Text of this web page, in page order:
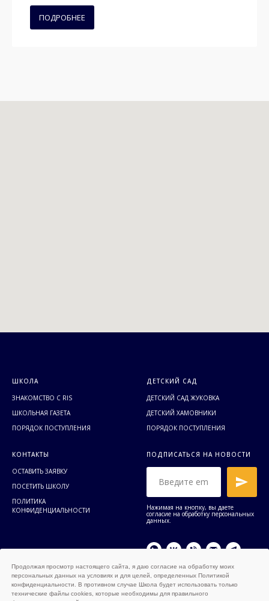
ПОДРОБНЕЕ
ШКОЛА
ЗНАКОМСТВО С RIS
ШКОЛЬНАЯ ГАЗЕТА
ПОРЯДОК ПОСТУПЛЕНИЯ
ДЕТСКИЙ САД
ДЕТСКИЙ САД ЖУКОВКА
ДЕТСКИЙ ХАМОВНИКИ
ПОРЯДОК ПОСТУПЛЕНИЯ
КОНТАКТЫ
ОСТАВИТЬ ЗАЯВКУ
ПОСЕТИТЬ ШКОЛУ
ПОЛИТИКА
КОНФИДЕНЦИАЛЬНОСТИ
ПОДПИСАТЬСЯ НА НОВОСТИ
Нажимая на кнопку, вы даете
согласие на обработку персональных
данных.
Продолжая просмотр настоящего сайта, я даю согласие на обработку моих
персональных данных на условиях и для целей, определенных Политикой
конфиденциальности. В противном случае Школа будет использовать только
технические файлы cookies, которые необходимы для правильного